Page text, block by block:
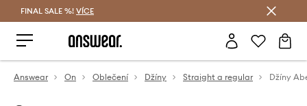
FINAL SALE %! VÍCE
Answear On Oblečení Džíny Straight a regular Džíny